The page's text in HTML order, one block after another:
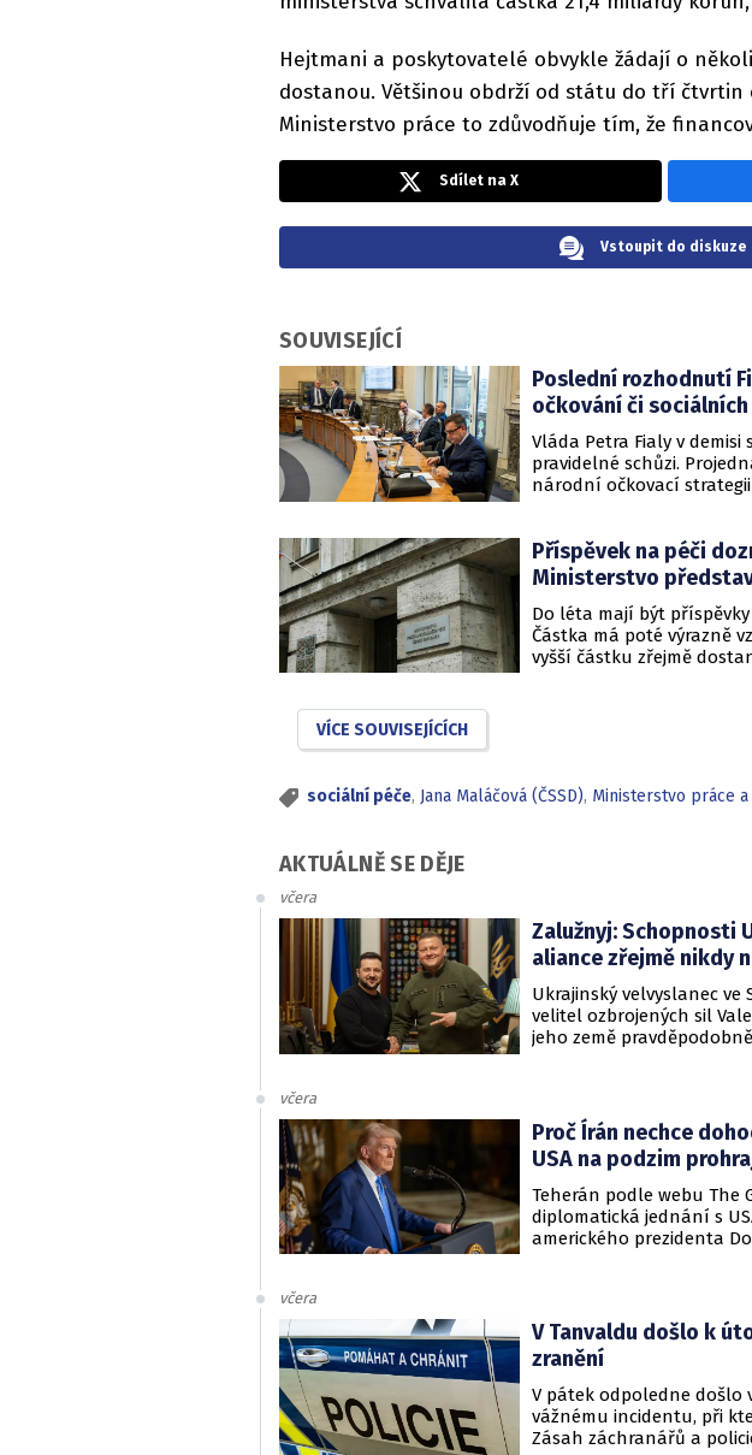
Hejtmani a poskytovatelé obvykle žádají o
dostanou. Většinou obdrží od státu do tří čtvrtin
Ministerstvo práce to zdůvodňuje tím, že
Sdílet na X
Vstoupit do diskuze
SOUVISEJÍCÍ
Poslední rozhodnutí
očkování či sociálních
Vláda Petra Fialy v
pravidelné schůzi.
národní očkovací
odůvodněných případech
několik legislativních
kontrolními nálezy
Příspěvek na péči
Ministerstvo
Do léta mají být
Částka má poté výrazně
vyšší částku zřejmě
VÍCE SOUVISEJÍCÍCH
sociální péče, Jana Maláčová (ČSSD), Ministerstvo práce
AKTUÁLNĚ SE DĚJE
včera
Zalužnyj: Schopnosti
aliance zřejmě nikdy
Ukrajinský velvyslanec
velitel ozbrojených sil
jeho země
nedosažitelné.
včera
Proč Írán nechce
USA na podzim
Teherán podle webu The
diplomatická jednání s
amerického prezidenta
rukojmími za prezidenta
včera
V Tanvaldu došlo k
zranění
V pátek odpoledne došlo
vážnému incidentu, při
Zásah záchranářů a